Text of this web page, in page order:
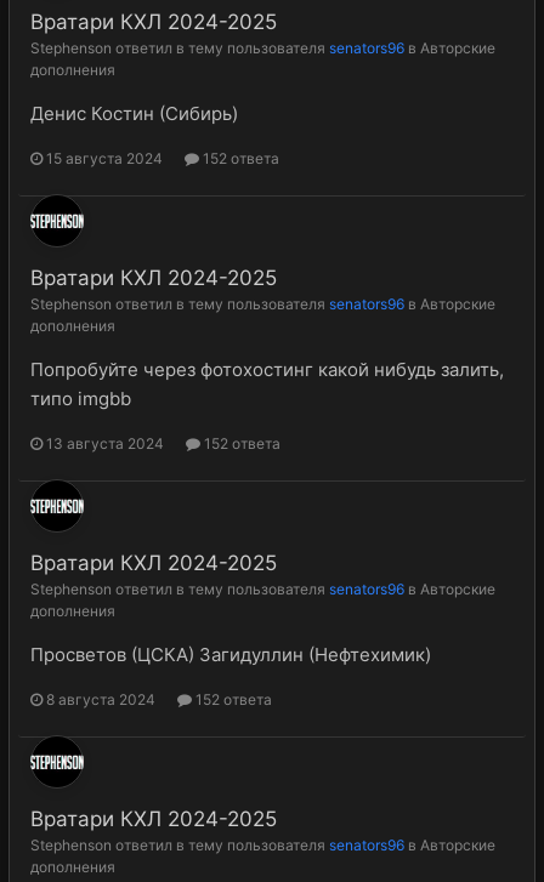
Вратари КХЛ 2024-2025
Stephenson ответил в тему пользователя senators96 в Авторские
дополнения
Денис Костин (Сибирь)
15 августа 2024 152 ответа
Вратари КХЛ 2024-2025
Stephenson ответил в тему пользователя senators96 в Авторские
дополнения
Попробуйте через фотохостинг какой нибудь залить,
типо imgbb
13 августа 2024 152 ответа
Вратари КХЛ 2024-2025
Stephenson ответил в тему пользователя senators96 в Авторские
дополнения
Просветов (ЦСКА) Загидуллин (Нефтехимик)
8 августа 2024 152 ответа
Вратари КХЛ 2024-2025
Stephenson ответил в тему пользователя senators96 в Авторские
дополнения